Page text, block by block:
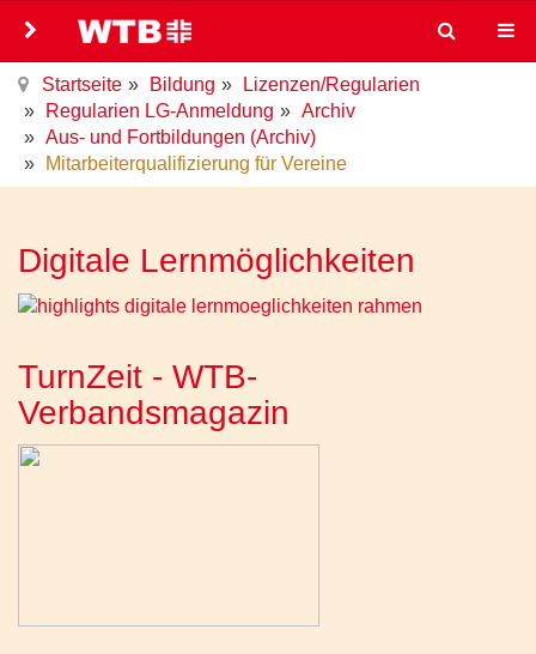
Startseite Bildung
Lizenzen/Regularien
Regularien LG-Anmeldung
Archiv
Aus- und Fortbildungen (Archiv)
Mitarbeiterqualifizierung für Vereine
Digitale Lernmöglichkeiten
TurnZeit - WTB-
Verbandsmagazin